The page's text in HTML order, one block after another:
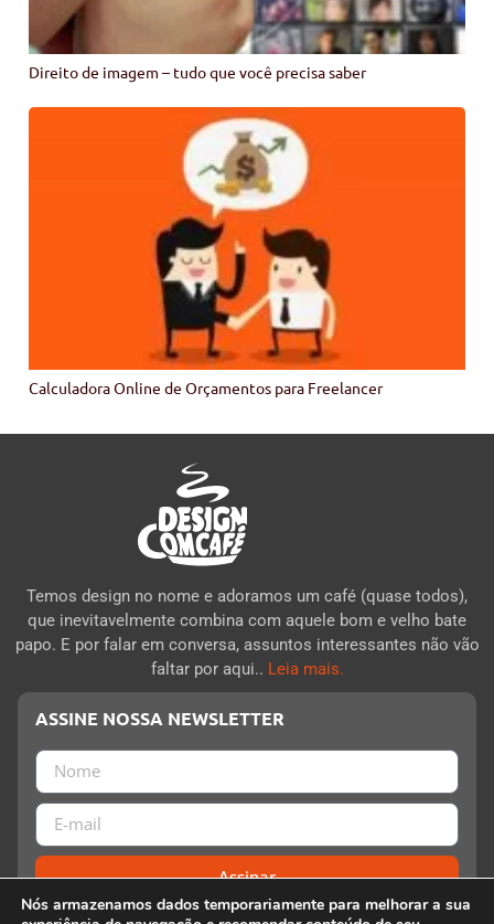
Direito de imagem – tudo que você precisa saber
Calculadora Online de Orçamentos para Freelancer
Temos design no nome e adoramos um café (quase todos),
que inevitavelmente combina com aquele bom e velho bate
papo. E por falar em conversa, assuntos interessantes não vão
faltar por aqui.. Leia mais.
ASSINE NOSSA NEWSLETTER
Assinar
Nós armazenamos dados temporariamente para melhorar a sua